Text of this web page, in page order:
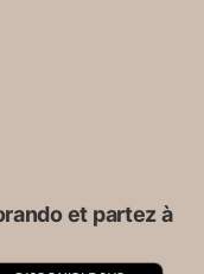
et partez à